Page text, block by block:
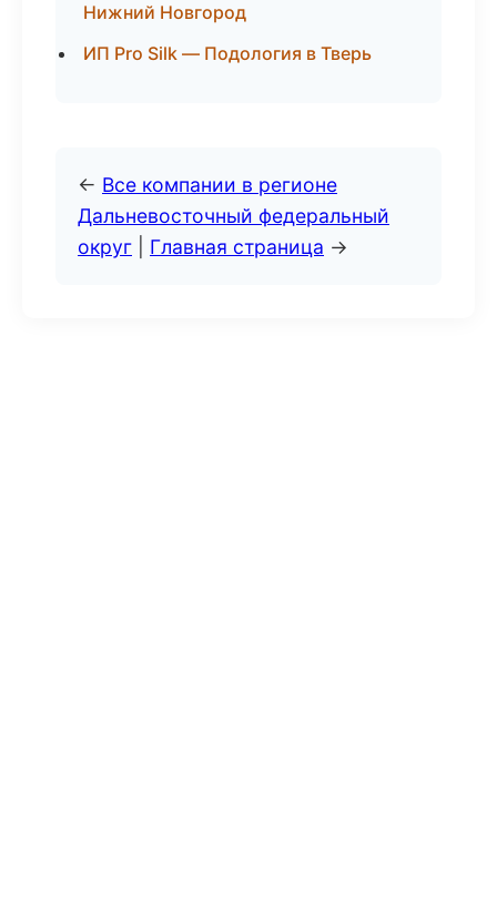
Нижний Новгород
ИП Pro Silk — Подология в Тверь
← Все компании в регионе
Дальневосточный федеральный
округ
Главная страница →